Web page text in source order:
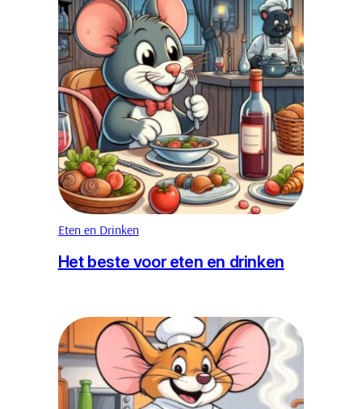
Eten en Drinken
Het beste voor eten en drinken